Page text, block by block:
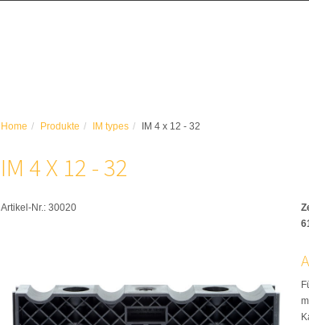
Home Produkte IM types IM 4 x 12 - 32
IM 4 X 12 - 32
Artikel-Nr.: 30020